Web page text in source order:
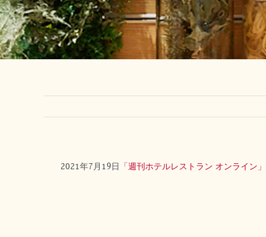
2021年7月19日 「週刊ホテルレストラン オンライン」